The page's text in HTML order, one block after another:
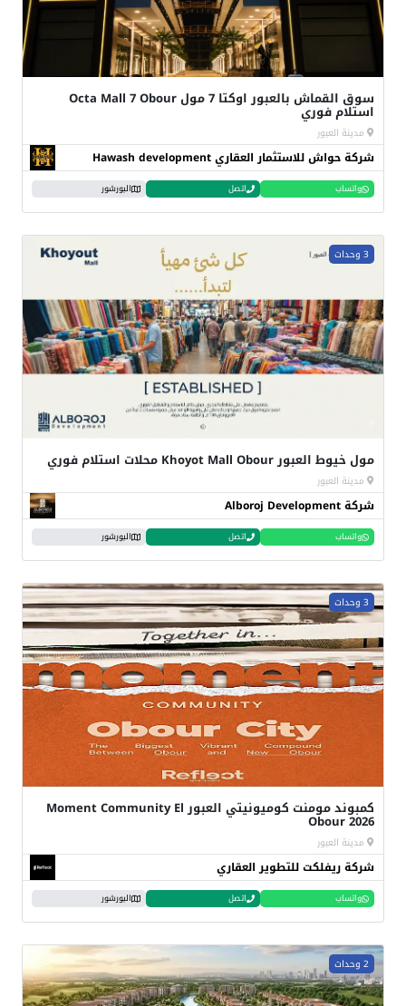
سوق القماش بالعبور اوكتا 7 مول Octa Mall 7 Obour
استلام فوري
مدينة العبور
شركة حواش للاستثمار العقاري Hawash development
واتساب اتصل البورشور
3 وحدات
مول خيوط العبور Khoyot Mall Obour محلات استلام فوري
مدينة العبور
شركة Alboroj Development
واتساب اتصل البورشور
3 وحدات
كمبوند مومنت كوميونيتي العبور Moment Community El
Obour 2026
مدينة العبور
شركة ريفلكت للتطوير العقاري
واتساب اتصل البورشور
2 وحدات